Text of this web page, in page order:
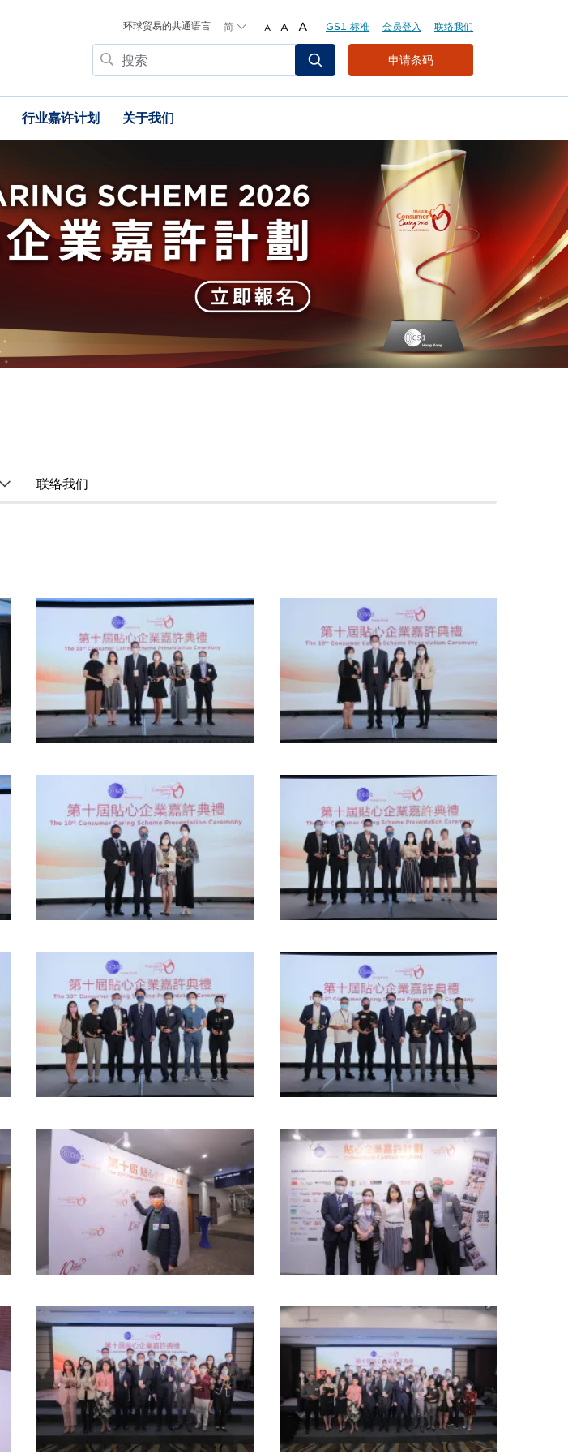
环球贸易的共通语言 简 A A A GS1 标准 会员登入 联络我们
搜
索
Header
Top
Menu
申请条码
行业嘉许计划 关于我们
联络我们